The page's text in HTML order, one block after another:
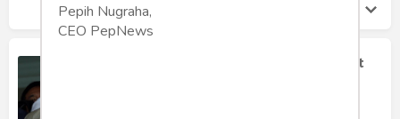
Politisasi Agama, Citra yang Melekat
Pepih Nugraha,
CEO PepNews